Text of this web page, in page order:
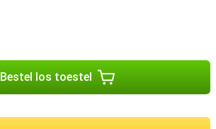
Bestel los toestel